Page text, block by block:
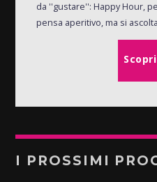
da ''gustare'': Happy Hour,
pensa aperitivo, ma si
I PROSSIMI